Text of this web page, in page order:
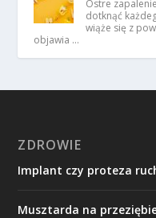
Ostre
dotknąć
wiąże się z
objawia …
ZDROWIE
Implant czy proteza
Musztarda na